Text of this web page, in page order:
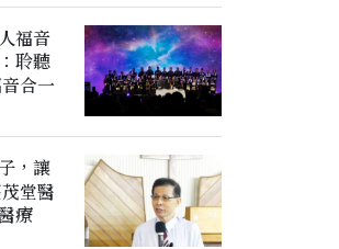
福音
聆聽
合一
，讓
堂醫
療